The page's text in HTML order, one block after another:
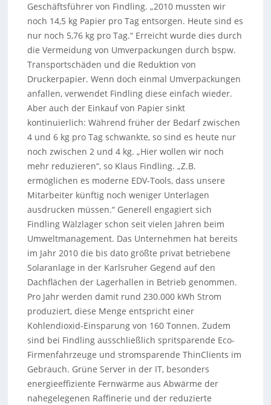
Geschäftsführer von Findling. „2010 mussten wir
noch 14,5 kg Papier pro Tag entsorgen. Heute sind es
nur noch 5,76 kg pro Tag.“ Erreicht wurde dies durch
die Vermeidung von Umverpackungen durch bspw.
Transportschäden und die Reduktion von
Druckerpapier. Wenn doch einmal Umverpackungen
anfallen, verwendet Findling diese einfach wieder.
Aber auch der Einkauf von Papier sinkt
kontinuierlich: Während früher der Bedarf zwischen
4 und 6 kg pro Tag schwankte, so sind es heute nur
noch zwischen 2 und 4 kg. „Hier wollen wir noch
mehr reduzieren“, so Klaus Findling. „Z.B.
ermöglichen es moderne EDV-Tools, dass unsere
Mitarbeiter künftig noch weniger Unterlagen
ausdrucken müssen.“ Generell engagiert sich
Findling Wälzlager schon seit vielen Jahren beim
Umweltmanagement. Das Unternehmen hat bereits
im Jahr 2010 die bis dato größte privat betriebene
Solaranlage in der Karlsruher Gegend auf den
Dachflächen der Lagerhallen in Betrieb genommen.
Pro Jahr werden damit rund 230.000 kWh Strom
produziert, diese Menge entspricht einer
Kohlendioxid-Einsparung von 160 Tonnen. Zudem
sind bei Findling ausschließlich spritsparende Eco-
Firmenfahrzeuge und stromsparende ThinClients im
Gebrauch. Grüne Server in der IT, besonders
energieeffiziente Fernwärme aus Abwärme der
nahegelegenen Raffinerie und der reduzierte